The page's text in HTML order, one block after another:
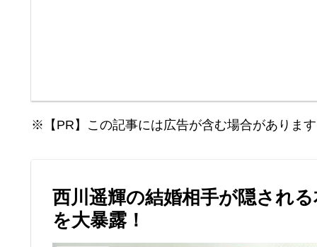
※【PR】この記事には広告が含む場合がありま
西川遥輝の結婚相手が隠され
を大暴露！